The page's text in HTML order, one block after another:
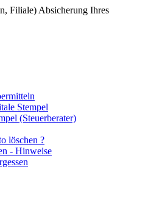
Filiale) Absicherung Ihres
Stempel
(Steuerberater)
löschen ?
- Hinweise